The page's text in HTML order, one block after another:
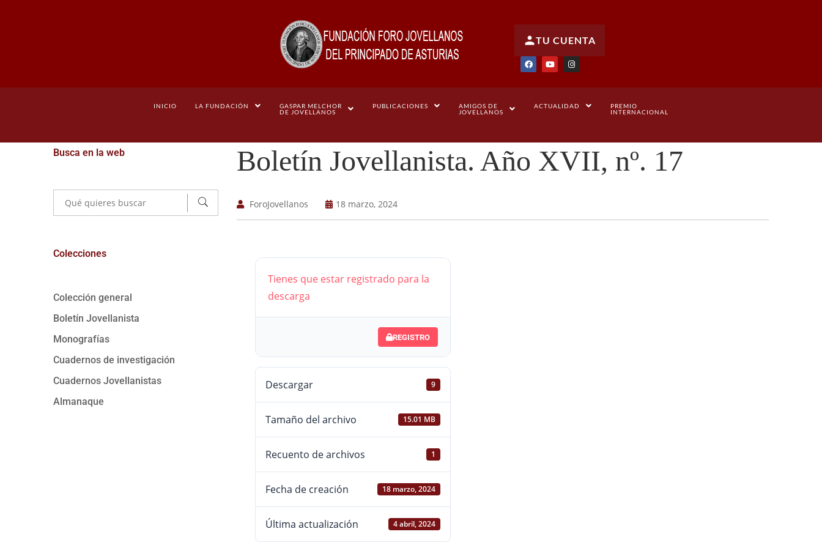
TU CUENTA
INICIO LA FUNDACIÓN
GASPAR MELCHOR
DE JOVELLANOS
PUBLICACIONES
AMIGOS DE
JOVELLANOS
ACTUALIDAD
PREMIO
INTERNACIONAL
Busca en la web
Colecciones
Colección general
Boletín Jovellanista
Monografías
Cuadernos de investigación
Cuadernos Jovellanistas
Almanaque
Boletín Jovellanista. Año XVII, nº. 17
ForoJovellanos 18 marzo, 2024
Tienes que estar registrado para la
descarga
REGISTRO
Descargar 9
Tamaño del archivo 15.01 MB
Recuento de archivos 1
Fecha de creación 18 marzo, 2024
Última actualización 4 abril, 2024